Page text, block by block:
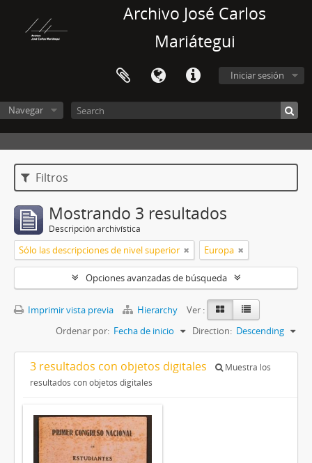
Archivo José Carlos
Mariátegui
Iniciar sesión
Navegar
Filtros
Mostrando 3 resultados
Descripción archivística
Sólo las descripciones de nivel superior Europa
Opciones avanzadas de búsqueda
Imprimir vista previa Hierarchy
Ver :
Ordenar por: Fecha de inicio Direction: Descending
3 resultados con objetos digitales
Muestra los
resultados con objetos digitales